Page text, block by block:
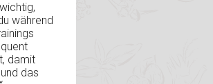
während
damit
das